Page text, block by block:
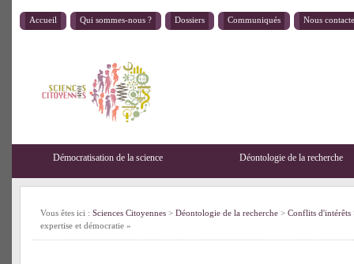
Accueil Qui sommes-nous ? Dossiers Communiqués Nous
Démocratisation de la science Déontologie de la recherche
Vous êtes ici : Sciences Citoyennes > Déontologie de la recherche > Conflits d'intérêts
expertise et démocratie »